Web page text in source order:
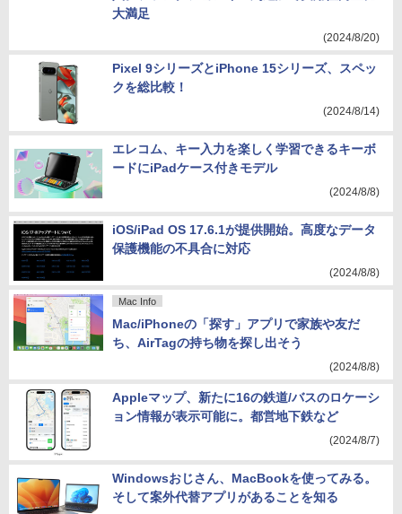
大満足
(2024/8/20)
Pixel 9シリーズとiPhone 15シリーズ、スペッ
クを総比較！
(2024/8/14)
エレコム、キー入力を楽しく学習できるキーボ
ードにiPadケース付きモデル
(2024/8/8)
iOS/iPad OS 17.6.1が提供開始。高度なデータ
保護機能の不具合に対応
(2024/8/8)
Mac Info
Mac/iPhoneの「探す」アプリで家族や友だ
ち、AirTagの持ち物を探し出そう
(2024/8/8)
Appleマップ、新たに16の鉄道/バスのロケーシ
ョン情報が表示可能に。都営地下鉄など
(2024/8/7)
Windowsおじさん、MacBookを使ってみる。
そして案外代替アプリがあることを知る